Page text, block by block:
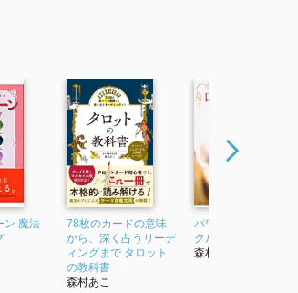
ン 魔法
78枚のカードの意味
から、深く占うリーデ
ィングまで タロット
の教科書
森村あこ
パワーストーン・オラ
クルカード
森村あこ